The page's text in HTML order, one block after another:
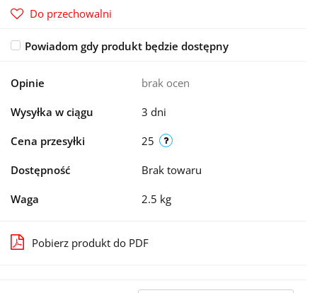
Do przechowalni
Powiadom gdy produkt będzie dostępny
Opinie brak ocen
Wysyłka w ciągu 3 dni
Cena przesyłki 25
Dostępność Brak towaru
Waga 2.5 kg
Pobierz produkt do PDF